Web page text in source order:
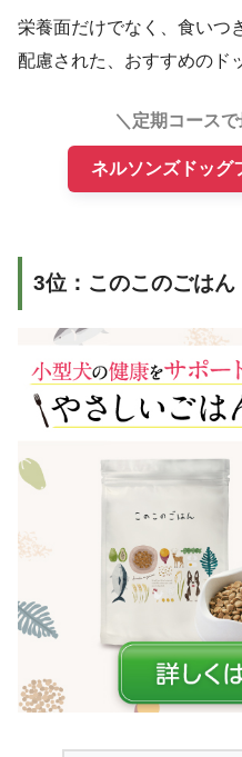
栄養面だけでなく、食いつ
配慮された、おすすめのド
＼定期コース
ネルソンズドッグ
3位：このこのごはん